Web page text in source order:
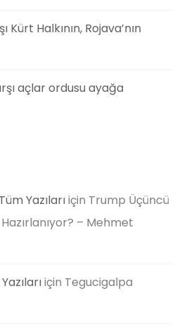
Kürt Halkının, Rojava’nın
açlar ordusu ayağa
Yazılarıiçin Trump Üçüncü
– Mehmet
için Tegucigalpa